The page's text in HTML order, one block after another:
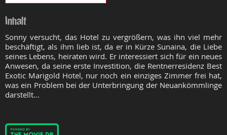
Inhalt
Sonny versucht, das Hotel zu vergrößern, was ihn viel mehr
beschäftigt, als ihm lieb ist, da er in Kürze Sunaina, die Liebe
seines Lebens, heiraten wird. Er interessiert sich für ein neues
Anwesen, da seine erste Investition, die Rentnerresidenz Best
Exotic Marigold Hotel, nur noch ein einziges Zimmer frei hat,
was ein Problem bei der Unterbringung der Neuankömmlinge
darstellt...